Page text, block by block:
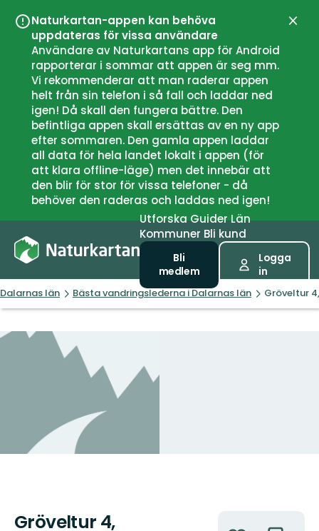
Naturkartan-appen kan behöva
uppdateras för vissa användare
Användare av Naturkartans app för Android
rapporterar i sommar att appen är seg mm.
Vi rekommenderar att man raderar appen
helt från sin telefon i så fall och laddar ned
igen! Då skall den fungera bättre. Den
befintliga appen skall ersättas av en ny app
efter sommaren. Den gamla appen laddar
all data för hela landet lokalt i appen (för
att klara offline-läge) men det innebär att
den blir för stor för vissa telefoner - då
behöver den raderas och laddas ned igen!
UtforskaGuiderLän
Kommuner Bli kund
Bli
medlem
Logga
in
Dalarnas län Bästa vandringslederna i Dalarnas län Gröveltur
Gröveltur 4,